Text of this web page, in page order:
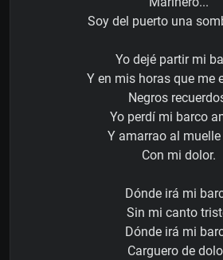
Soy del puerto una
Yo dejé partir mi
Y en mis horas que me
Negros
Yo perdí mi barco
Y amarrao al muelle
Con mi dolor.
Dónde irá mi
Sin mi canto
Dónde irá mi
Carguero de